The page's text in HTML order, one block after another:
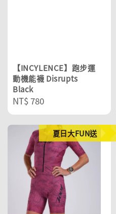
【INCYLENCE】跑步運
動機能襪 Disrupts
Black
Regular
price
NT$ 780
夏日大FUN送